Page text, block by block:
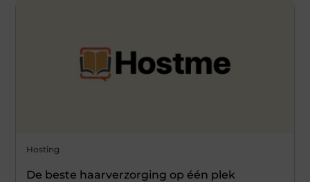
Hosting
De beste haarverzorging op één plek